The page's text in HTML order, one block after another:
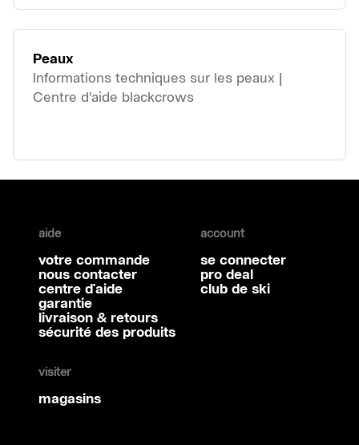
Peaux
Informations techniques sur les peaux |
Centre d’aide blackcrows
aide
votre commande
nous contacter
centre d'aide
garantie
livraison & retours
sécurité des produits
account
se connecter
pro deal
club de ski
visiter
magasins